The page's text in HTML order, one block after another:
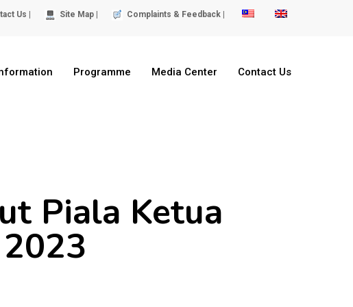
Us | Site Map | Complaints & Feedback |
Programme Media Center Contact Us
Piala Ketua